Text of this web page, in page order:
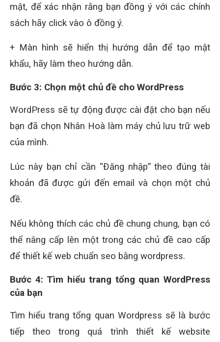
mật, để xác nhận rằng bạn đồng ý với các chính
sách hãy click vào ô đồng ý.
+ Màn hình sẽ hiển thị hướng dẫn để tạo mật
khẩu, hãy làm theo hướng dẫn.
Bước 3: Chọn một chủ đề cho WordPress
WordPress sẽ tự động được cài đặt cho bạn nếu
bạn đã chọn Nhân Hoà làm máy chủ lưu trữ web
của mình.
Lúc này bạn chỉ cần “Đăng nhập” theo đúng tài
khoản đã được gửi đến email và chọn một chủ
đề.
Nếu không thích các chủ đề chung chung, bạn có
thể nâng cấp lên một trong các chủ đề cao cấp
để thiết kế web chuẩn seo bằng wordpress.
Bước 4: Tìm hiểu trang tổng quan WordPress
của bạn
Tìm hiểu trang tổng quan Wordpress sẽ là bước
tiếp theo trong quá trình thiết kế website